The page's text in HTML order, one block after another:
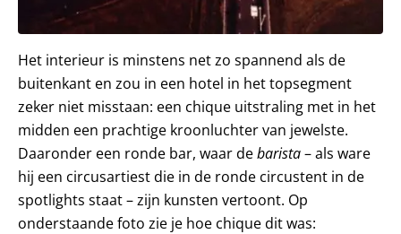
Het interieur is minstens net zo spannend als de
buitenkant en zou in een hotel in het topsegment
zeker niet misstaan: een chique uitstraling met in het
midden een prachtige kroonluchter van jewelste.
Daaronder een ronde bar, waar debarista– als ware
hij een circusartiest die in de ronde circustent in de
spotlights staat – zijn kunsten vertoont. Op
onderstaande foto zie je hoe chique dit was: